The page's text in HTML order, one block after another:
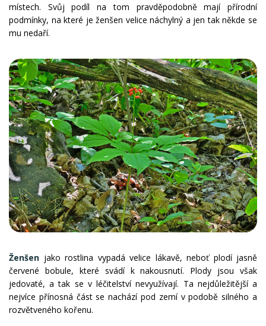
místech. Svůj podíl na tom pravděpodobně mají přírodní
podmínky, na které je ženšen velice náchylný a jen tak někde se
mu nedaří.
Ženšen jako rostlina vypadá velice lákavě, neboť plodí jasně
červené bobule, které svádí k nakousnutí. Plody jsou však
jedovaté, a tak se v léčitelství nevyužívají. Ta nejdůležitější a
nejvíce přínosná část se nachází pod zemí v podobě silného a
rozvětveného kořenu.